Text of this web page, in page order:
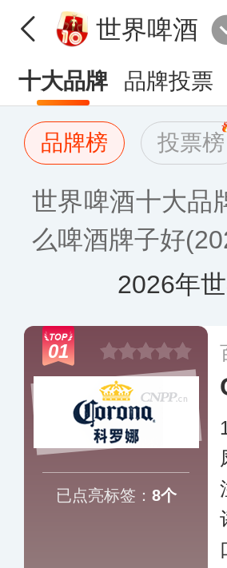
世界啤酒
十大品牌 品牌投票
品牌榜 投票榜
世界啤酒十大品
么啤酒牌子好
2026年
01
已点亮标签： 8个